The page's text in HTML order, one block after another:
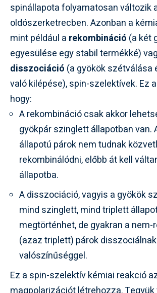
spinállapota folyamatosan változik
oldószerketrecben. Azonban a
mint például a rekombináció (a két
egyesülése egy stabil termékké)
disszociáció (a gyökök szétválása
való kilépése), spin-szelektívek. Ez
hogy:
A rekombináció csak akkor
gyökpár szinglett állapotban van.
állapotú párok nem tudnak
rekombinálódni, előbb át kell
állapotba.
A disszociáció, vagyis a gyökök
mind szinglett, mind triplett
megtörténhet, de gyakran a
(azaz triplett) párok
valószínűséggel.
Ez a spin-szelektív kémiai reakció